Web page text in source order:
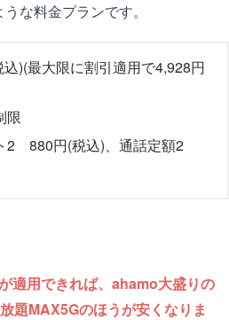
な料金プランです。
)(最大限に割引適用で4,928円
限
2 880円(税込)、通話定額2
適用できれば、ahamo大盛りの
題MAX5Gのほうが安くなりま